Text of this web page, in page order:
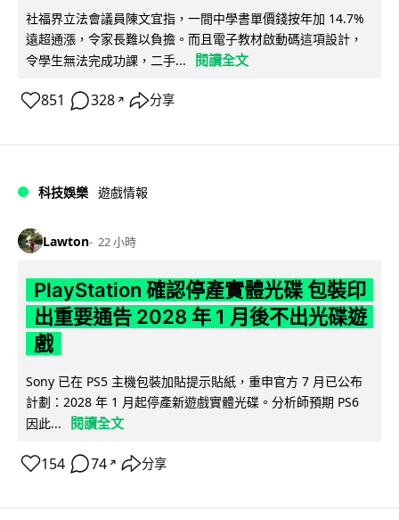
社福界立法會議員陳文宜指，一間中學書單價錢按年加 14.7%
遠超通漲，令家長難以負擔。而且電子教材啟動碼這項設計，
令學生無法完成功課，二手...
閱讀全文
851 328 ↗ 分享
科技娛樂 遊戲情報
Lawton 22 小時
PlayStation 確認停產實體光碟 包裝印
出重要通告 2028 年 1 月後不出光碟遊
戲
Sony 已在 PS5 主機包裝加貼提示貼紙，重申官方 7 月已公布
計劃：2028 年 1 月起停產新遊戲實體光碟。分析師預期 PS6
因此...
閱讀全文
154 74 ↗ 分享